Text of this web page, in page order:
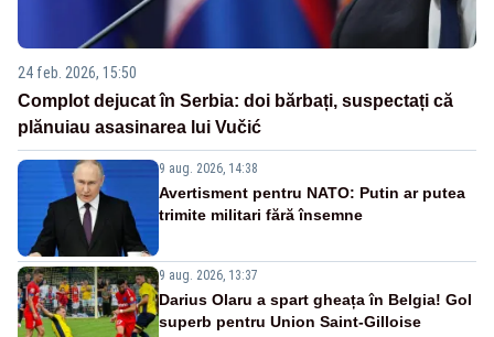
24 feb. 2026, 15:50
Complot dejucat în Serbia: doi bărbați, suspectați că
plănuiau asasinarea lui Vučić
9 aug. 2026, 14:38
Avertisment pentru NATO: Putin ar putea
trimite militari fără însemne
9 aug. 2026, 13:37
Darius Olaru a spart gheața în Belgia! Gol
superb pentru Union Saint-Gilloise